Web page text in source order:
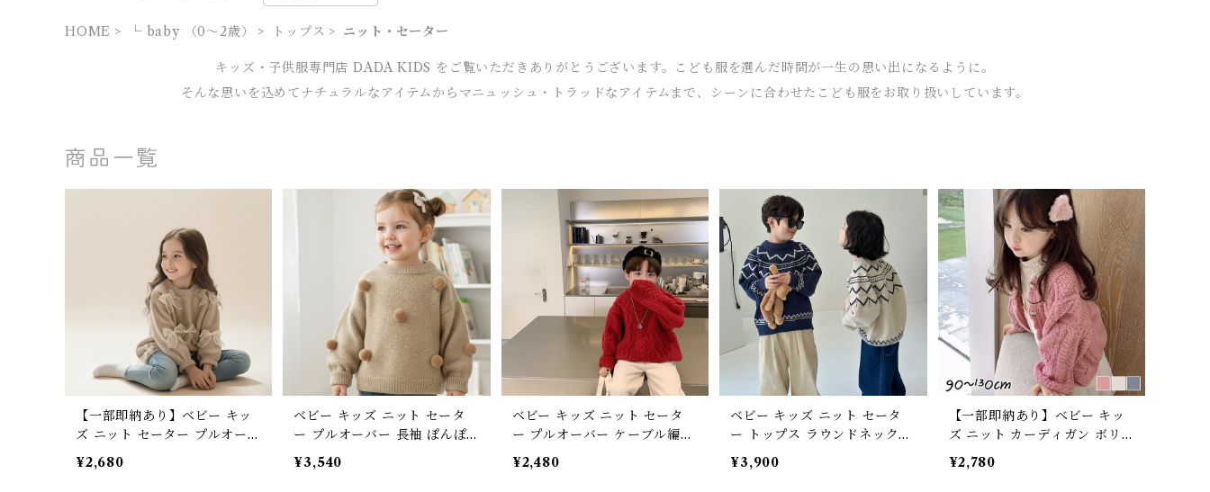
HOME └ baby （0～2歳） トップス ニット・セーター
キッズ・子供服専門店 DADA KIDS をご覧いただきありがとうございます。こども服を選んだ時間が一生の思い出になるように。
そんな思いを込めてナチュラルなアイテムからマニュッシュ・トラッドなアイテムまで、シーンに合わせたこども服をお取り扱いしています。
商品一覧
【一部即納あり】ベビー キッ
ズ ニット セーター プルオー
バー リボン 子ども服 女の子
ライトブラウン グレー ナチュ
¥2,680
ベビー キッズ ニット セータ
ー プルオーバー 長袖 ぽんぽ
ん 防寒 秋冬 子ども服 男の子
女の子 ユニセックス ナチュラ
¥3,540
ベビー キッズ ニット セータ
ー プルオーバー ケーブル編み
子供服 男の子 女の子 レッド
オフホワイト マニッシュ カジ
¥2,480
ベビー キッズ ニット セータ
ー トップス ラウンドネック
長袖 オーバーサイズ ナチュラ
ル ユニセックス 子ども服 男
¥3,900
【一部即納あり】ベビー キッ
ズ ニット カーディガン ボリ
ューム袖 ボタン 子ども服 女
の子 長袖 ナチュラル ベージ
¥2,780